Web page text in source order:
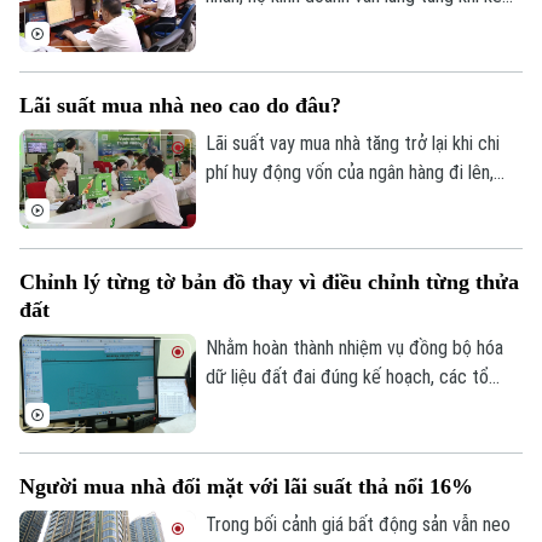
Golf
Sao
Thời trang
Âm nhạc
này.
Lãi suất mua nhà neo cao do đâu?
Lãi suất vay mua nhà tăng trở lại khi chi
phí huy động vốn của ngân hàng đi lên,
Chỉnh lý từng tờ bản đồ thay vì điều chỉnh từng thửa
đất
Nhằm hoàn thành nhiệm vụ đồng bộ hóa
dữ liệu đất đai đúng kế hoạch, các tổ
từng tờ bản đồ thay vì chỉnh lý từng thửa
đất như trước đây đã và đang được xem
Người mua nhà đối mặt với lãi suất thả nổi 16%
Trong bối cảnh giá bất động sản vẫn neo